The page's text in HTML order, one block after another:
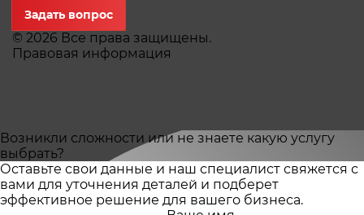
Задать вопрос
© 2026 Все права защищены.
Правовая информация
Возникли сложности или не знаете какую услугу
выбрать?
Оставьте свои данные и наш специалист свяжется с
вами для уточнения деталей и подберет
эффективное решение для вашего бизнеса.